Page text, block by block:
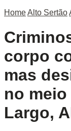
HomeAlto Sertão
corpo
mas
no meio
Largo,